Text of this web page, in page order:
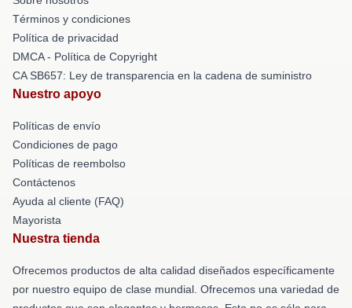
Términos y condiciones
Política de privacidad
DMCA - Política de Copyright
CA SB657: Ley de transparencia en la cadena de suministro
Nuestro apoyo
Políticas de envío
Condiciones de pago
Políticas de reembolso
Contáctenos
Ayuda al cliente (FAQ)
Mayorista
Nuestra tienda
Ofrecemos productos de alta calidad diseñados específicamente
por nuestro equipo de clase mundial. Ofrecemos una variedad de